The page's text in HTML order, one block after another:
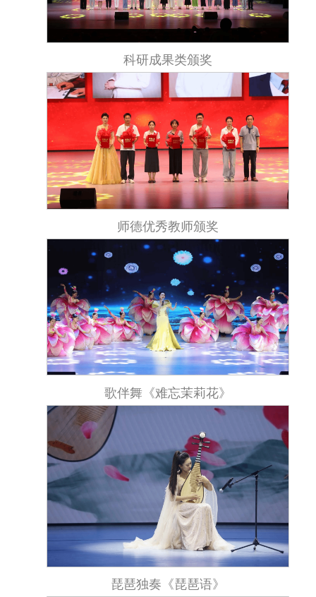
科研成果类颁奖
师德优秀教师颁奖
歌伴舞《难忘茉莉花》
琵琶独奏《琵琶语》